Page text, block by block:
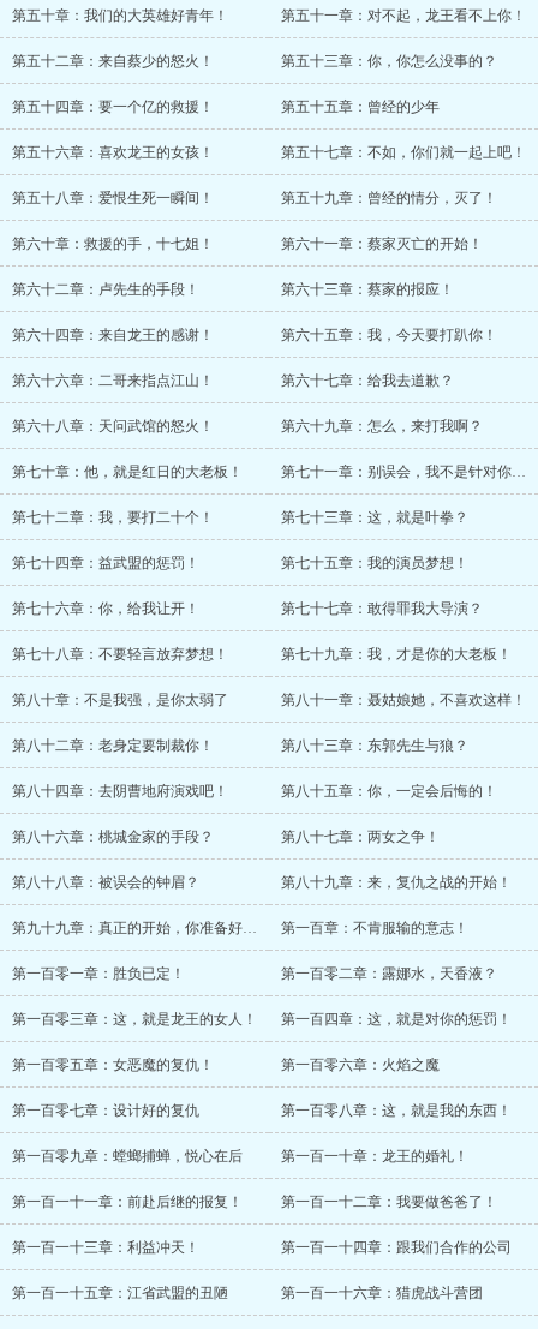
第五十章：我们的大英雄好青年！ 第五十一章：对不起，龙王看不上你！
第五十二章：来自蔡少的怒火！ 第五十三章：你，你怎么没事的？
第五十四章：要一个亿的救援！ 第五十五章：曾经的少年
第五十六章：喜欢龙王的女孩！ 第五十七章：不如，你们就一起上吧！
第五十八章：爱恨生死一瞬间！ 第五十九章：曾经的情分，灭了！
第六十章：救援的手，十七姐！ 第六十一章：蔡家灭亡的开始！
第六十二章：卢先生的手段！ 第六十三章：蔡家的报应！
第六十四章：来自龙王的感谢！ 第六十五章：我，今天要打趴你！
第六十六章：二哥来指点江山！ 第六十七章：给我去道歉？
第六十八章：天问武馆的怒火！ 第六十九章：怎么，来打我啊？
第七十章：他，就是红日的大老板！ 第七十一章：别误会，我不是针对你一个！
第七十二章：我，要打二十个！ 第七十三章：这，就是叶拳？
第七十四章：益武盟的惩罚！ 第七十五章：我的演员梦想！
第七十六章：你，给我让开！ 第七十七章：敢得罪我大导演？
第七十八章：不要轻言放弃梦想！ 第七十九章：我，才是你的大老板！
第八十章：不是我强，是你太弱了 第八十一章：聂姑娘她，不喜欢这样！
第八十二章：老身定要制裁你！ 第八十三章：东郭先生与狼？
第八十四章：去阴曹地府演戏吧！ 第八十五章：你，一定会后悔的！
第八十六章：桃城金家的手段？ 第八十七章：两女之争！
第八十八章：被误会的钟眉？ 第八十九章：来，复仇之战的开始！
第九十九章：真正的开始，你准备好了？ 第一百章：不肯服输的意志！
第一百零一章：胜负已定！ 第一百零二章：露娜水，天香液？
第一百零三章：这，就是龙王的女人！ 第一百四章：这，就是对你的惩罚！
第一百零五章：女恶魔的复仇！ 第一百零六章：火焰之魔
第一百零七章：设计好的复仇 第一百零八章：这，就是我的东西！
第一百零九章：螳螂捕蝉，悦心在后 第一百一十章：龙王的婚礼！
第一百一十一章：前赴后继的报复！ 第一百一十二章：我要做爸爸了！
第一百一十三章：利益冲天！ 第一百一十四章：跟我们合作的公司
第一百一十五章：江省武盟的丑陋 第一百一十六章：猎虎战斗营团